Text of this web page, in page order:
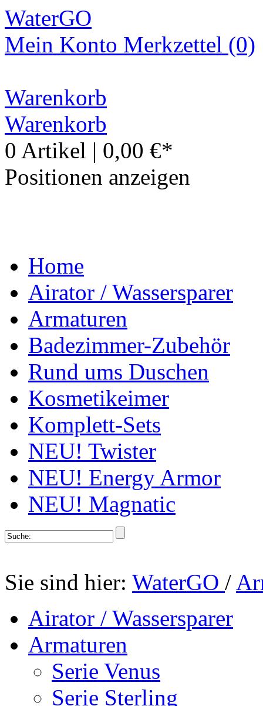
WaterGO
Mein Konto Merkzettel (0)
Warenkorb
Warenkorb
0 Artikel | 0,00 €*
Positionen anzeigen
Home
Airator / Wassersparer
Armaturen
Badezimmer-Zubehör
Rund ums Duschen
Kosmetikeimer
Komplett-Sets
NEU! Twister
NEU! Energy Armor
NEU! Magnatic
Sie sind hier: WaterGO /
Airator / Wassersparer
Armaturen
Serie Venus
Serie Sterling